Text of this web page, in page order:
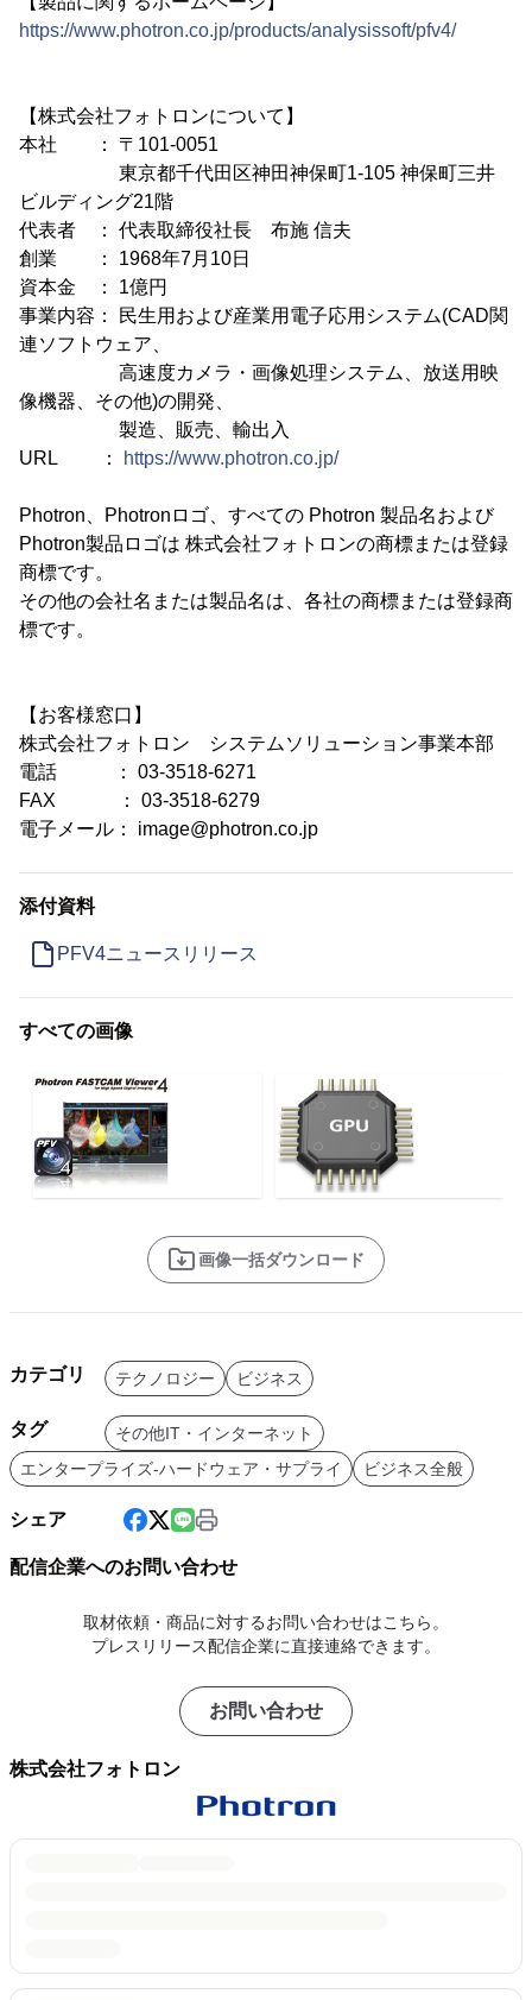
https://www.photron.co.jp/products/analysissoft/pfv4/
【株式会社フォトロンについて】
本社 ： 〒101-0051
東京都千代田区神田神保町1-105 神保町三井
ビルディング21階
代表者 ： 代表取締役社長 布施 信夫
創業 ： 1968年7月10日
資本金 ： 1億円
事業内容： 民生用および産業用電子応用システム(CAD関
連ソフトウェア、
高速度カメラ・画像処理システム、放送用映
像機器、その他)の開発、
製造、販売、輸出入
URL ：
https://www.photron.co.jp/
Photron、Photronロゴ、すべての Photron 製品名および
Photron製品ロゴは 株式会社フォトロンの商標または登録
商標です。
その他の会社名または製品名は、各社の商標または登録商
標です。
【お客様窓口】
株式会社フォトロン システムソリューション事業本部
電話 ： 03-3518-6271
FAX ： 03-3518-6279
電子メール： image@photron.co.jp
添付資料
PFV4ニュースリリース
すべての画像
画像一括ダウンロード
カテゴリ テクノロジー ビジネス
タグ
その他IT・インターネット
エンタープライズ-ハードウェア・サプライ
ビジネス全般
シェア
配信企業へのお問い合わせ
取材依頼・商品に対するお問い合わせはこちら。
プレスリリース配信企業に直接連絡できます。
お問い合わせ
株式会社フォトロン